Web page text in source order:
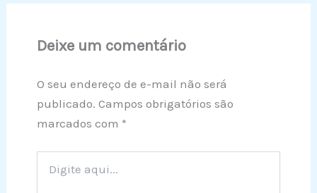
Deixe um comentário
O seu endereço de e-mail não será
publicado. Campos obrigatórios são
marcados com *
aqui...